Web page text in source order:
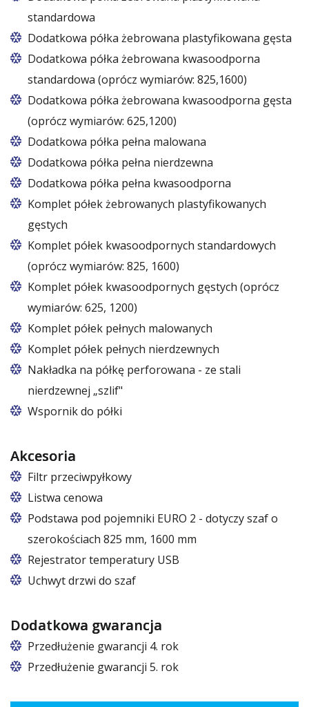
standardowa
Dodatkowa półka żebrowana plastyfikowana gęsta
Dodatkowa półka żebrowana kwasoodporna
standardowa (oprócz wymiarów: 825,1600)
Dodatkowa półka żebrowana kwasoodporna gęsta
(oprócz wymiarów: 625,1200)
Dodatkowa półka pełna malowana
Dodatkowa półka pełna nierdzewna
Dodatkowa półka pełna kwasoodporna
Komplet półek żebrowanych plastyfikowanych
gęstych
Komplet półek kwasoodpornych standardowych
(oprócz wymiarów: 825, 1600)
Komplet półek kwasoodpornych gęstych (oprócz
wymiarów: 625, 1200)
Komplet półek pełnych malowanych
Komplet półek pełnych nierdzewnych
Nakładka na półkę perforowana - ze stali
nierdzewnej „szlif"
Wspornik do półki
Akcesoria
Filtr przeciwpyłkowy
Listwa cenowa
Podstawa pod pojemniki EURO 2 - dotyczy szaf o
szerokościach 825 mm, 1600 mm
W szafach o rozmiarach 825 i 1600
Rejestrator temperatury USB
Uchwyt drzwi do szaf
Dodatkowa gwarancja
Przedłużenie gwarancji 4. rok
Przedłużenie gwarancji 5. rok